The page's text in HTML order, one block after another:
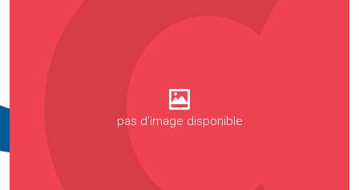
pas d'image disponible